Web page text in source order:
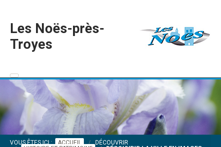
Les Noës-près-
Troyes
VOUS ÊTES ICI : ACCUEIL
DÉCOUVRIR